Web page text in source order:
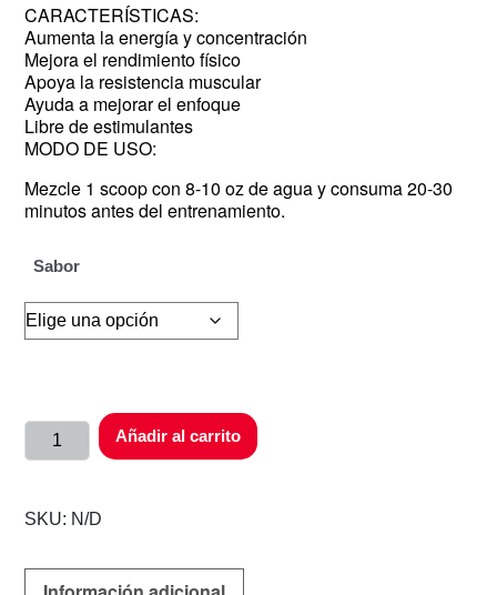
CARACTERÍSTICAS:
Aumenta la energía y concentración
Mejora el rendimiento físico
Apoya la resistencia muscular
Ayuda a mejorar el enfoque
Libre de estimulantes
MODO DE USO:
Mezcle 1 scoop con 8-10 oz de agua y consuma 20-30
minutos antes del entrenamiento.
Sabor
Añadir al carrito
SKU: N/D